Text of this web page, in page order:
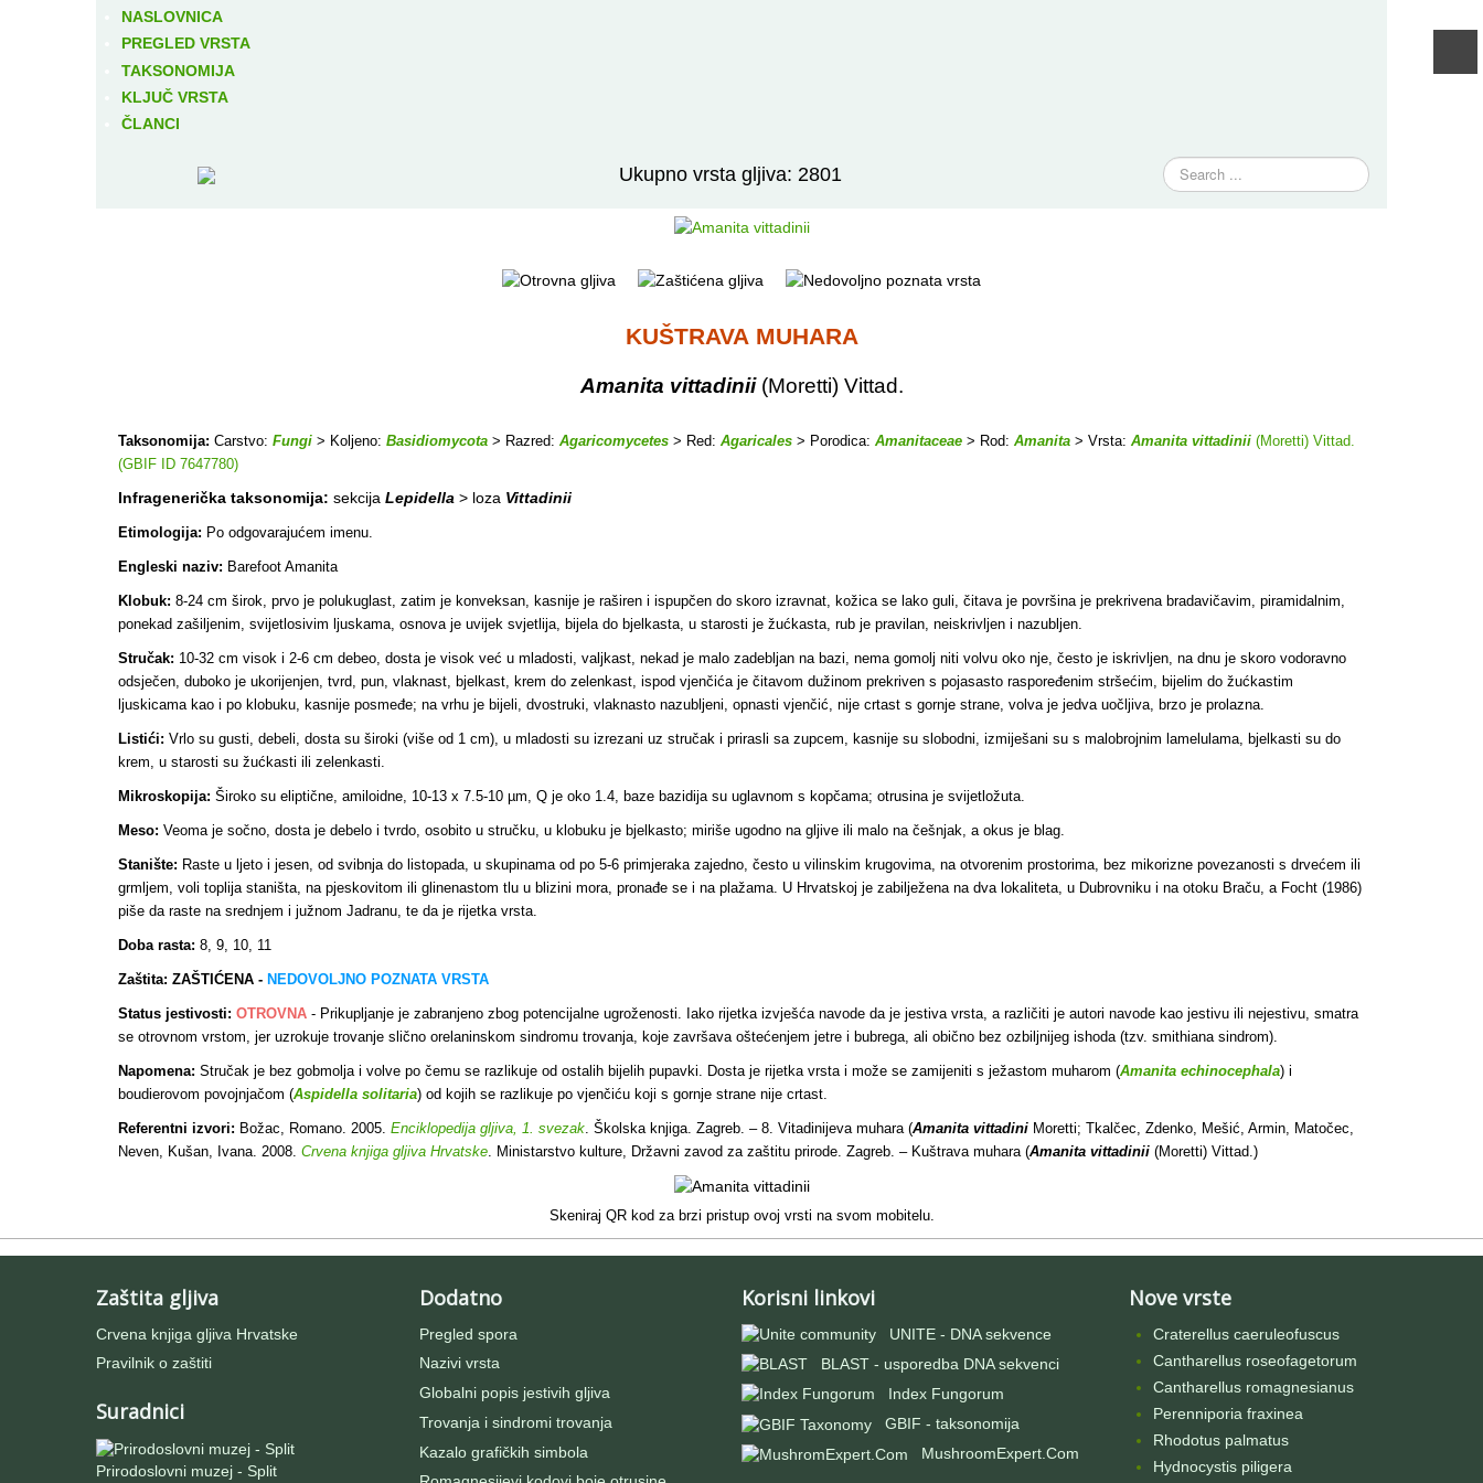
NASLOVNICA
PREGLED VRSTA
TAKSONOMIJA
KLJUČ VRSTA
ČLANCI
Ukupno vrsta gljiva: 2801 Traži
KUŠTRAVA MUHARA
Amanita vittadinii (Moretti) Vittad.
Taksonomija: Carstvo: Fungi > Koljeno: Basidiomycota > Razred: Agaricomycetes > Red: Agaricales > Porodica: Amanitaceae > Rod: Amanita > Vrsta: Amanita vittadinii (Moretti) Vittad.
(GBIF ID 7647780)
Infragenerička taksonomija: sekcija Lepidella > loza Vittadinii
Etimologija: Po odgovarajućem imenu.
Engleski naziv: Barefoot Amanita
Klobuk: 8-24 cm širok, prvo je polukuglast, zatim je konveksan, kasnije je raširen i ispupčen do skoro izravnat, kožica se lako guli, čitava je površina je prekrivena bradavičavim, piramidalnim,
ponekad zašiljenim, svijetlosivim ljuskama, osnova je uvijek svjetlija, bijela do bjelkasta, u starosti je žućkasta, rub je pravilan, neiskrivljen i nazubljen.
Stručak: 10-32 cm visok i 2-6 cm debeo, dosta je visok već u mladosti, valjkast, nekad je malo zadebljan na bazi, nema gomolj niti volvu oko nje, često je iskrivljen, na dnu je skoro vodoravno
odsječen, duboko je ukorijenjen, tvrd, pun, vlaknast, bjelkast, krem do zelenkast, ispod vjenčića je čitavom dužinom prekriven s pojasasto raspoređenim stršećim, bijelim do žućkastim
ljuskicama kao i po klobuku, kasnije posmeđe; na vrhu je bijeli, dvostruki, vlaknasto nazubljeni, opnasti vjenčić, nije crtast s gornje strane, volva je jedva uočljiva, brzo je prolazna.
Listići: Vrlo su gusti, debeli, dosta su široki (više od 1 cm), u mladosti su izrezani uz stručak i prirasli sa zupcem, kasnije su slobodni, izmiješani su s malobrojnim lamelulama, bjelkasti su do
krem, u starosti su žućkasti ili zelenkasti.
Mikroskopija: Široko su eliptične, amiloidne, 10-13 x 7.5-10 µm, Q je oko 1.4, baze bazidija su uglavnom s kopčama; otrusina je svijetložuta.
Meso: Veoma je sočno, dosta je debelo i tvrdo, osobito u stručku, u klobuku je bjelkasto; miriše ugodno na gljive ili malo na češnjak, a okus je blag.
Stanište: Raste u ljeto i jesen, od svibnja do listopada, u skupinama od po 5-6 primjeraka zajedno, često u vilinskim krugovima, na otvorenim prostorima, bez mikorizne povezanosti s drvećem ili
grmljem, voli toplija staništa, na pjeskovitom ili glinenastom tlu u blizini mora, pronađe se i na plažama. U Hrvatskoj je zabilježena na dva lokaliteta, u Dubrovniku i na otoku Braču, a Focht (1986)
piše da raste na srednjem i južnom Jadranu, te da je rijetka vrsta.
Doba rasta: 8, 9, 10, 11
Zaštita: ZAŠTIĆENA - NEDOVOLJNO POZNATA VRSTA
Status jestivosti: OTROVNA - Prikupljanje je zabranjeno zbog potencijalne ugroženosti.
Iako rijetka izvješća navode da je jestiva vrsta, a različiti je autori navode kao jestivu ili nejestivu, smatra
se otrovnom vrstom, jer uzrokuje trovanje slično orelaninskom sindromu trovanja, koje završava oštećenjem jetre i bubrega, ali obično bez ozbiljnijeg ishoda (tzv. smithiana sindrom).
Napomena: Stručak je bez gobmolja i volve po čemu se razlikuje od ostalih bijelih pupavki. Dosta je rijetka vrsta i može se zamijeniti s ježastom muharom (Amanita echinocephala) i
boudierovom povojnjačom (Aspidella solitaria) od kojih se razlikuje po vjenčiću koji s gornje strane nije crtast.
Referentni izvori: Božac, Romano. 2005. Enciklopedija gljiva, 1. svezak . Školska knjiga. Zagreb. – 8. Vitadinijeva muhara (Amanita vittadini Moretti; Tkalčec, Zdenko, Mešić, Armin, Matočec,
Neven, Kušan, Ivana. 2008. Crvena knjiga gljiva Hrvatske . Ministarstvo kulture, Državni zavod za zaštitu prirode. Zagreb. – Kuštrava muhara (Amanita vittadinii (Moretti) Vittad.)
Skeniraj QR kod za brzi pristup ovoj vrsti na svom mobitelu.
Zaštita gljiva
Crvena knjiga gljiva Hrvatske
Pravilnik o zaštiti
Suradnici
Prirodoslovni muzej - Split
Dodatno
Pregled spora
Nazivi vrsta
Globalni popis jestivih gljiva
Trovanja i sindromi trovanja
Kazalo grafičkih simbola
Korisni linkovi
UNITE - DNA sekvence
BLAST - usporedba DNA sekvenci
Index Fungorum
GBIF - taksonomija
MushroomExpert.Com
Nove vrste
Craterellus caeruleofuscus
Cantharellus roseofagetorum
Cantharellus romagnesianus
Perenniporia fraxinea
Rhodotus palmatus
Hydnocystis piligera